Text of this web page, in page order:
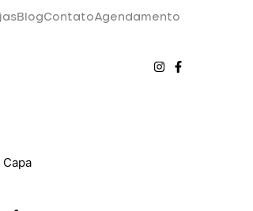
BlogContatoAgendamento